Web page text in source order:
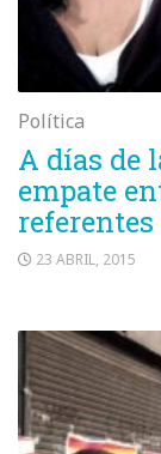
Política
A días de
empate
referentes
23 ABRIL, 2015